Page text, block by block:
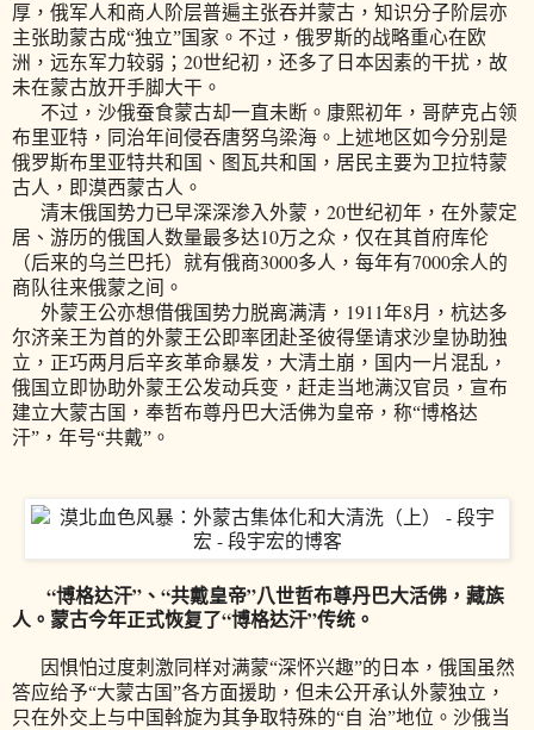
厚，俄军人和商人阶层普遍主张吞并蒙古，知识分子阶层亦
主张助蒙古成“独立”国家。不过，俄罗斯的战略重心在欧
洲，远东军力较弱； 20世纪初，还多了日本因素的干扰，故
未在蒙古放开手脚大干。
不过，沙俄蚕食蒙古却一直未断。康熙初年，哥萨克占领
布里亚特，同治年间侵吞唐努乌梁海。上述地区如今分别是
俄罗斯布里亚特共和国、图瓦共和国，居民主要为卫拉特蒙
古人，即漠西蒙古人。
清末俄国势力已早深深渗入外蒙， 20世纪初年，在外蒙定
居、游历的俄国人数量最多达10万之众，仅在其首府库伦
（后来的乌兰巴托）就有俄商3000多人，每年有7000余人的
商队往来俄蒙之间。
外蒙王公亦想借俄国势力脱离满清， 1911年8月，杭达多
尔济亲王为首的外蒙王公即率团赴圣彼得堡请求沙皇协助独
立，正巧两月后辛亥革命暴发，大清土崩，国内一片混乱，
俄国立即协助外蒙王公发动兵变，赶走当地满汉官员，宣布
建立大蒙古国，奉哲布尊丹巴大活佛为皇帝，称“博格达
汗”，年号“共戴”。
“博格达汗”、“共戴皇帝”八世哲布尊丹巴大活佛，藏族
人。蒙古今年正式恢复了“博格达汗”传统。
因惧怕过度刺激同样对满蒙“深怀兴趣”的日本，俄国虽然
答应给予“大蒙古国”各方面援助，但未公开承认外蒙独立，
只在外交上与中国斡旋为其争取特殊的“自 治”地位。沙俄当